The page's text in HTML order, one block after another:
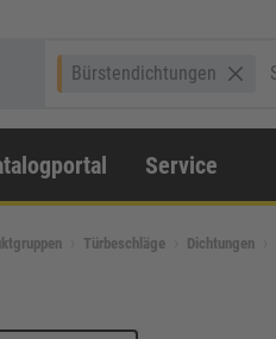
Bürstendichtungen
Service
Türbeschläge Dichtungen